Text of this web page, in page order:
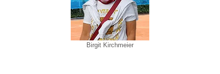
Birgit Kirchmeier